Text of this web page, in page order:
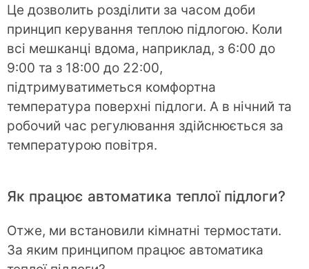
Це дозволить розділити за часом доби
принцип керування теплою підлогою. Коли
всі мешканці вдома, наприклад, з 6:00 до
9:00 та з 18:00 до 22:00,
підтримуватиметься комфортна
температура поверхні підлоги. А в нічний та
робочий час регулювання здійснюється за
температурою повітря.
Як працює автоматика теплої підлоги?
Отже, ми встановили кімнатні термостати.
За яким принципом працює автоматика